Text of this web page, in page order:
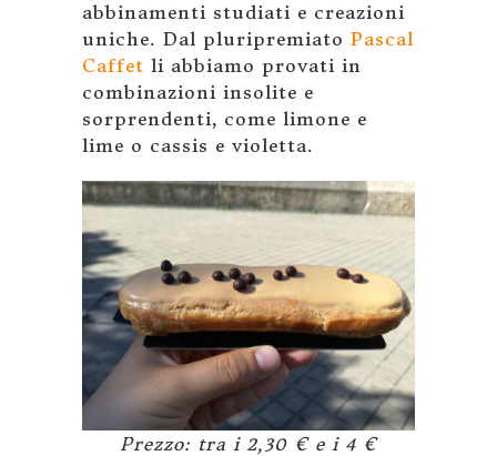
abbinamenti studiati e creazioni
uniche. Dal pluripremiato Pascal
Caffet li abbiamo provati in
combinazioni insolite e
sorprendenti, come limone e
lime o cassis e violetta.
Prezzo: tra i 2,30 € e i 4 €